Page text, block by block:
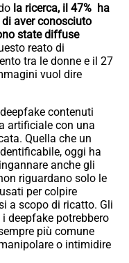
la ricerca, il 47% ha
aver conosciuto
state diffuse
reato di
tra le donne e il 27
vuol dire
contenuti
artificiale con una
Quella che un
oggi ha
anche gli
riguardano solo le
per colpire
a scopo di ricatto. Gli
deepfake potrebbero
più comune
o intimidire